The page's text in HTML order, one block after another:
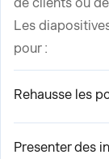
Les
pour :
Rehausse les
Presenter des